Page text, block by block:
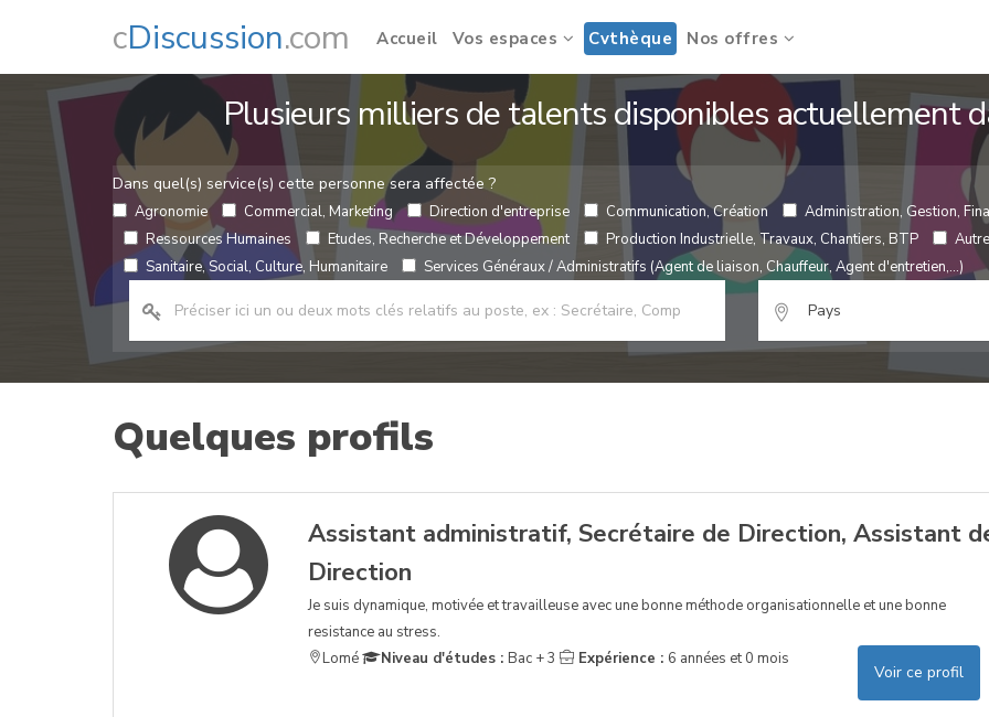
cDiscussion.com Accueil Vos espaces Cvthèque Nos offres
Plusieurs milliers de talents disponibles actuellement
Dans quel(s) service(s) cette personne sera affectée ?
Agronomie Commercial, Marketing Direction d'entreprise Communication, Création
Administration, Gestion,
Ressources Humaines
Etudes, Recherche et Développement Production Industrielle, Travaux, Chantiers, BTP
Sanitaire, Social, Culture, Humanitaire
Services Généraux / Administratifs (Agent de liaison, Chauffeur, Agent d'entretien,...)
Quelques profils
Assistant administratif, Secrétaire de Direction, Assistant
Direction
Je suis dynamique, motivée et travailleuse avec une bonne méthode organisationnelle et une bonne
resistance au stress.
Lomé
Niveau d'études : Bac + 3 Expérience : 6 années et 0 mois
Voir ce profil